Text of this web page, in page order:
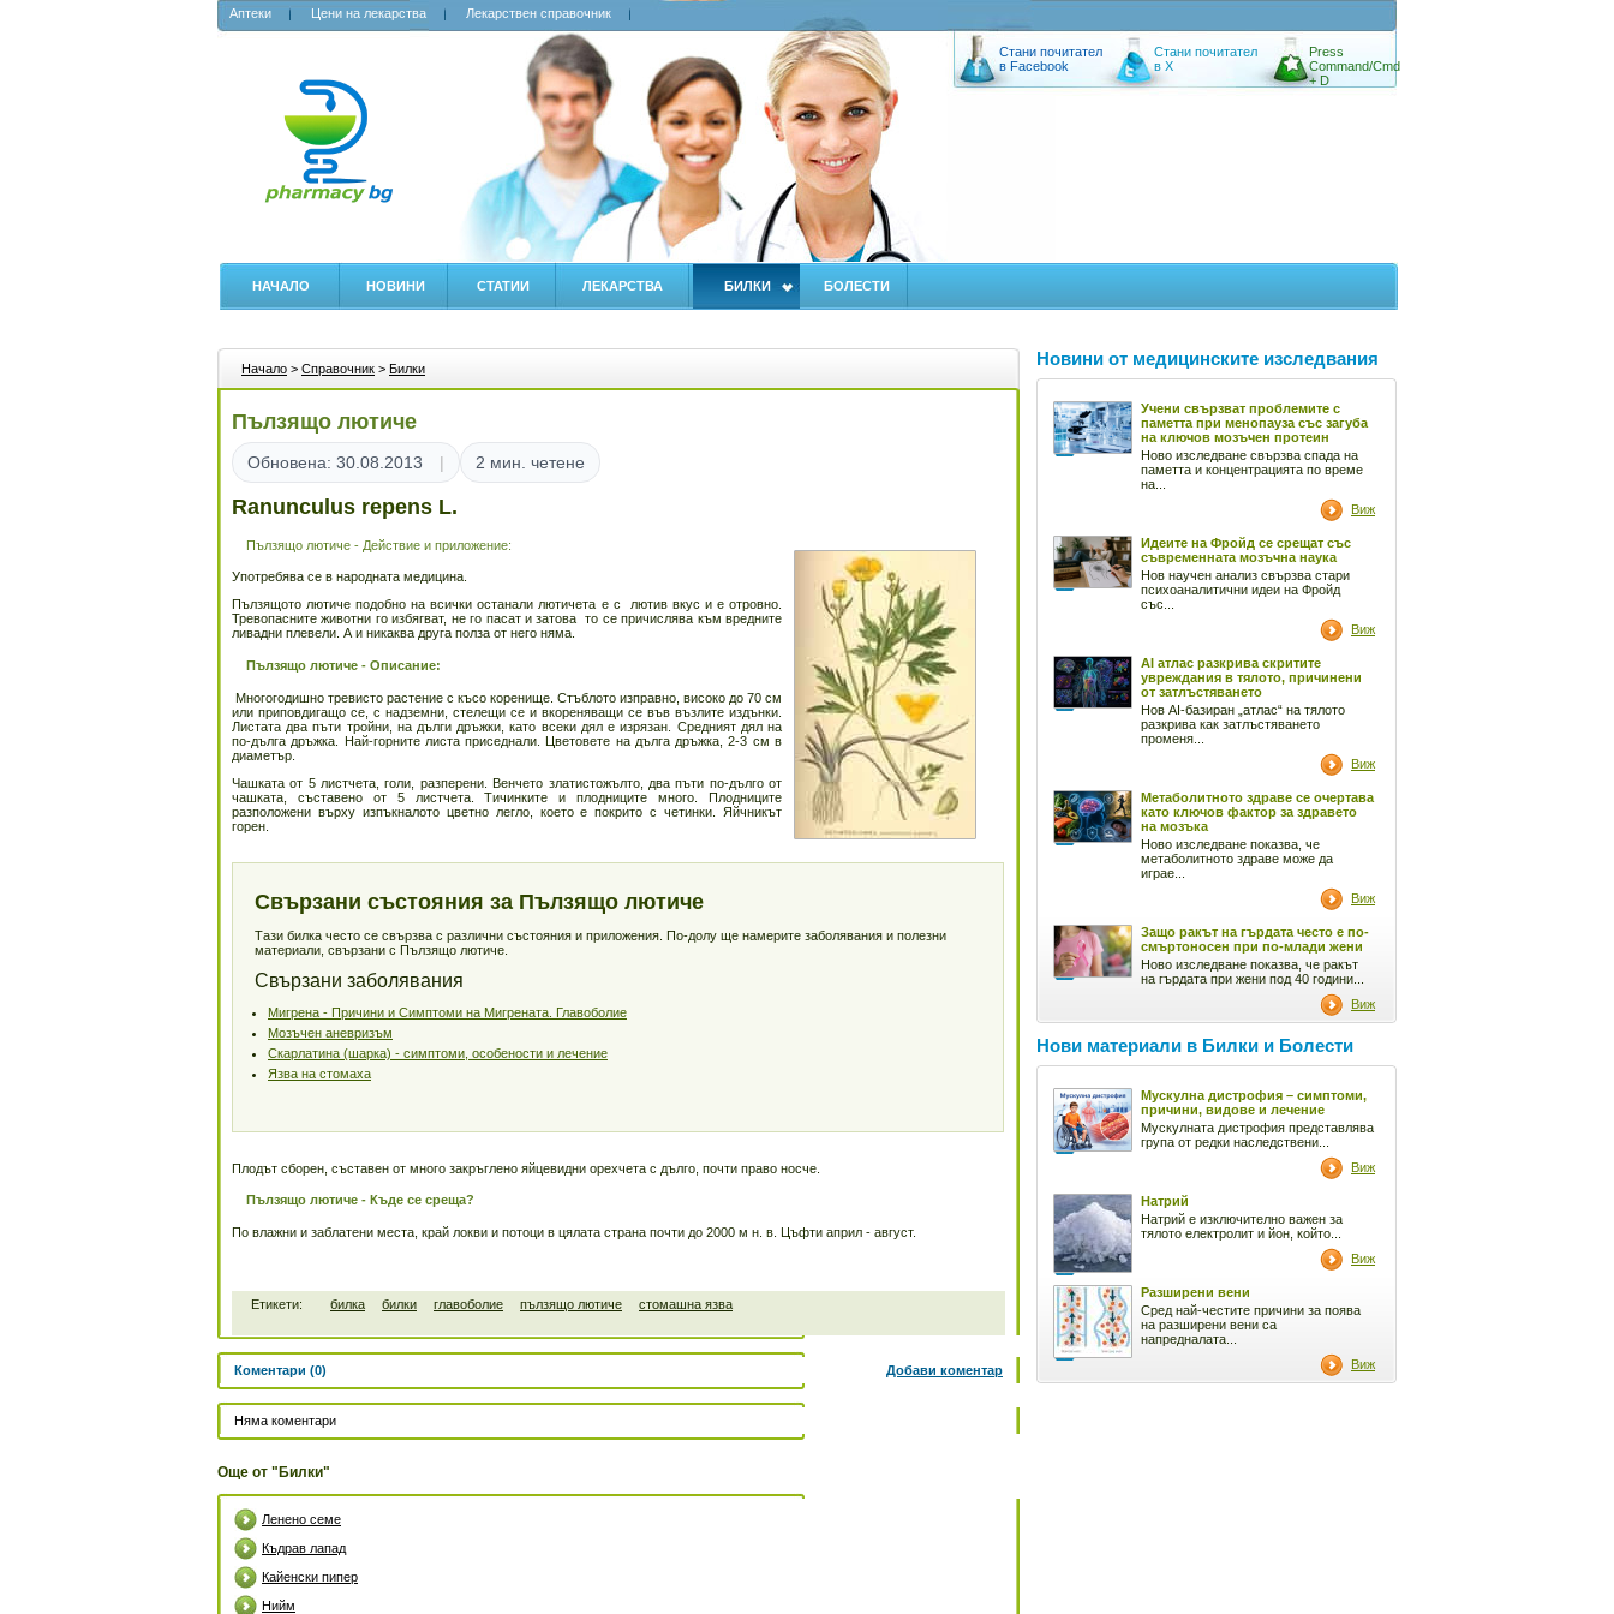
Аптеки Цени на лекарства Лекарствен справочник
Стани почитател
в Facebook
Стани почитател
в X
Press
Command/Cmd
+ D
НАЧАЛО НОВИНИ СТАТИИ ЛЕКАРСТВА БИЛКИ БОЛЕСТИ
Начало > Справочник > Билки
Пълзящо лютиче
Обновена: 30.08.2013 2 мин. четене
Ranunculus repens L.
Пълзящо лютиче - Действие и приложение:
Употребява се в народната медицина.
Пълзящото лютиче подобно на всички останали лютичета е с лютив вкус и е отровно.
Тревопасните животни го избягват, не го пасат и затова то се причислява към вредните
ливадни плевели. А и никаква друга полза от него няма.
Пълзящо лютиче - Описание:
Многогодишно тревисто растение с късо коренище. Стъблото изправно, високо до 70 см
или приповдигащо се, с надземни, стелещи се и вкореняващи се във възлите издънки.
Листата два пъти тройни, на дълги дръжки, като всеки дял е изрязан. Средният дял на
по-дълга дръжка. Най-горните листа приседнали. Цветовете на дълга дръжка, 2-3 см в
диаметър.
Чашката от 5 листчета, голи, разперени. Венчето златистожълто, два пъти по-дълго от
чашката, съставено от 5 листчета. Тичинките и плодниците много. Плодниците
разположени върху изпъкналото цветно легло, което е покрито с четинки. Яйчникът
горен.
Свързани състояния за Пълзящо лютиче
Тази билка често се свързва с различни състояния и приложения. По-долу ще намерите заболявания и полезни
материали, свързани с Пълзящо лютиче.
Свързани заболявания
Мигрена - Причини и Симптоми на Мигрената. Главоболие
Мозъчен аневризъм
Скарлатина (шарка) - симптоми, особености и лечение
Язва на стомаха
Плодът сборен, съставен от много закръглено яйцевидни орехчета с дълго, почти право носче.
Пълзящо лютиче - Къде се среща?
По влажни и заблатени места, край локви и потоци в цялата страна почти до 2000 м н. в. Цъфти април - август.
Етикети: билка билки главоболие пълзящо лютиче стомашна язва
Коментари (0) Добави коментар
Няма коментари
Още от "Билки"
Ленено семе
Къдрав лапад
Кайенски пипер
Нийм
Новини от медицинските изследвания
Учени свързват проблемите с
паметта при менопауза със загуба
на ключов мозъчен протеин
Ново изследване свързва спада на
паметта и концентрацията по време
на...
Виж
Идеите на Фройд се срещат със
съвременната мозъчна наука
Нов научен анализ свързва стари
психоаналитични идеи на Фройд
със...
Виж
AI атлас разкрива скритите
увреждания в тялото, причинени
от затлъстяването
Нов AI-базиран „атлас“ на тялото
разкрива как затлъстяването
променя...
Виж
Метаболитното здраве се очертава
като ключов фактор за здравето
на мозъка
Ново изследване показва, че
метаболитното здраве може да
играе...
Виж
Защо ракът на гърдата често е по-
смъртоносен при по-млади жени
Ново изследване показва, че ракът
на гърдата при жени под 40 години...
Виж
Нови материали в Билки и Болести
Мускулна дистрофия – симптоми,
причини, видове и лечение
Мускулната дистрофия представлява
група от редки наследствени...
Виж
Натрий
Натрий е изключително важен за
тялото електролит и йон, който...
Виж
Разширени вени
Сред най-честите причини за поява
на разширени вени са
напредналата...
Виж